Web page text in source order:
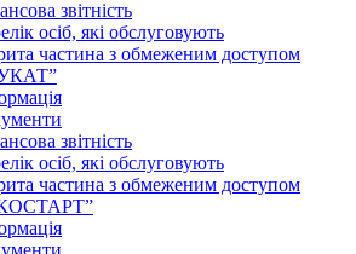
звітність
осіб, які обслуговують
частина з обмеженим доступом
звітність
осіб, які обслуговують
частина з обмеженим доступом